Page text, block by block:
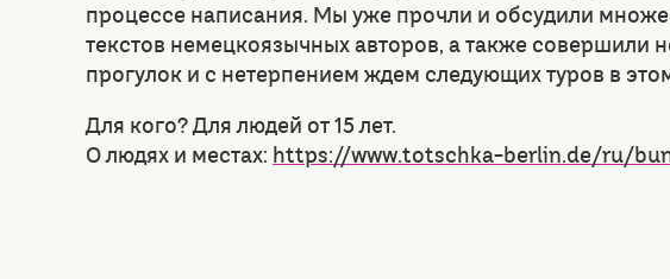
процессе написания. Мы уже прочли и обсудили
текстов немецкоязычных авторов, а также совершили
прогулок и с нетерпением ждем следующих туров в
Для кого? Для людей от 15 лет.
О людях и местах: https://www.totschka-berlin.de/ru/